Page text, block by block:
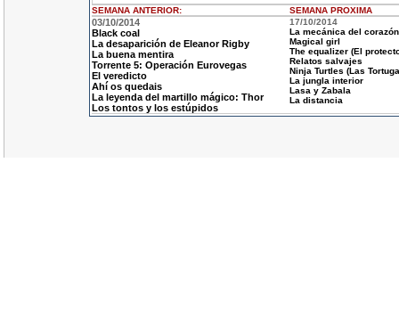
SEMANA ANTERIOR: SEMANA PROXIMA
03/10/2014
Black coal
La desaparición de Eleanor Rigby
La buena mentira
Torrente 5: Operación Eurovegas
El veredicto
Ahí os quedais
La leyenda del martillo mágico: Thor
Los tontos y los estúpidos
17/10/2014
La mecánica del corazón
Magical girl
The equalizer (El
Relatos salvajes
Ninja Turtles (Las
La jungla interior
Lasa y Zabala
La distancia